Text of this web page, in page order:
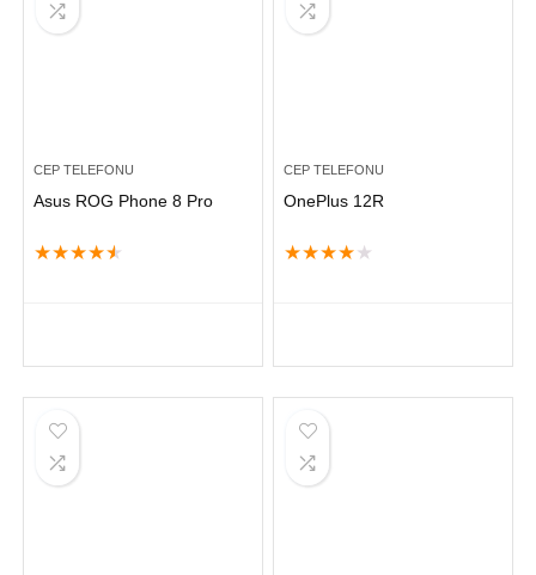
CEP TELEFONU
Asus ROG Phone 8 Pro
★★★★★
CEP TELEFONU
OnePlus 12R
★★★★ ★